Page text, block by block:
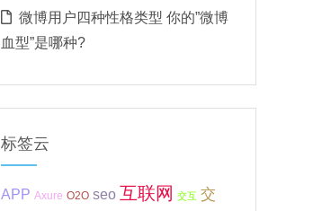
微博用户四种性格类型 你的”微博
血型”是哪种?
标签云
APP Axure O2O seo 互联网 交互 交